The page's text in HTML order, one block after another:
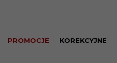
PROMOCJE KOREKCYJNE